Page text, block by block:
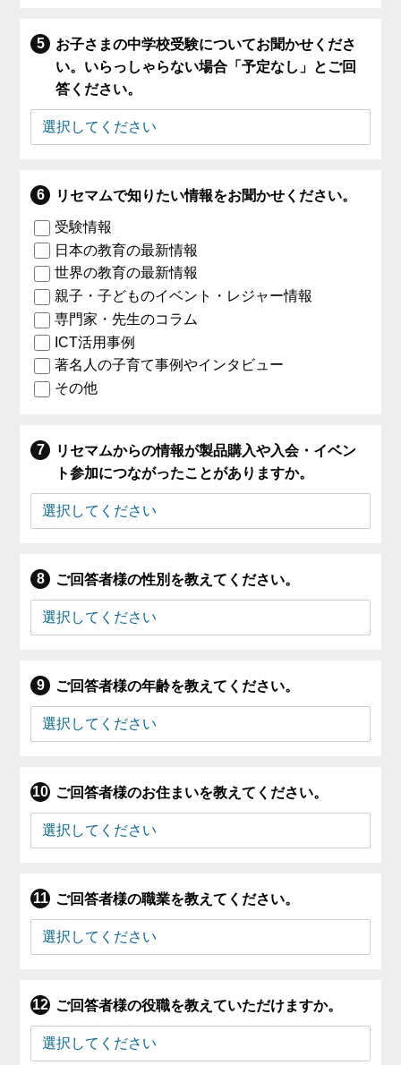
お子さまの中学校受験についてお聞かせくださ
い。いらっしゃらない場合「予定なし」とご回
答ください。
リセマムで知りたい情報をお聞かせください。
受験情報
日本の教育の最新情報
世界の教育の最新情報
親子・子どものイベント・レジャー情報
専門家・先生のコラム
ICT活用事例
著名人の子育て事例やインタビュー
その他
リセマムからの情報が製品購入や入会・イベン
ト参加につながったことがありますか。
ご回答者様の性別を教えてください。
ご回答者様の年齢を教えてください。
ご回答者様のお住まいを教えてください。
ご回答者様の職業を教えてください。
ご回答者様の役職を教えていただけますか。